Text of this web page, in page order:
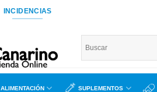
INCIDENCIAS
ALIMENTACIÓN SUPLEMENTOS